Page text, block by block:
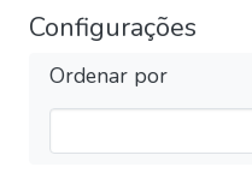
Configurações
Ordenar por